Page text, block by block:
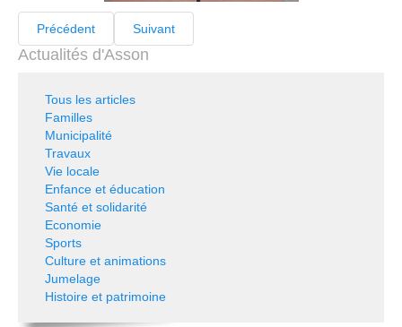
Précédent Suivant
Actualités d'Asson
Tous les articles
Familles
Municipalité
Travaux
Vie locale
Enfance et éducation
Santé et solidarité
Economie
Sports
Culture et animations
Jumelage
Histoire et patrimoine